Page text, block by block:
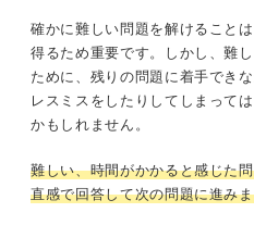
確かに難しい問題を解けること
得るため重要です。しかし、難
ために、残りの問題に着手でき
レスミスをしたりしてしまって
かもしれません。
難しい、時間がかかると感じた
直感で回答して次の問題に進み